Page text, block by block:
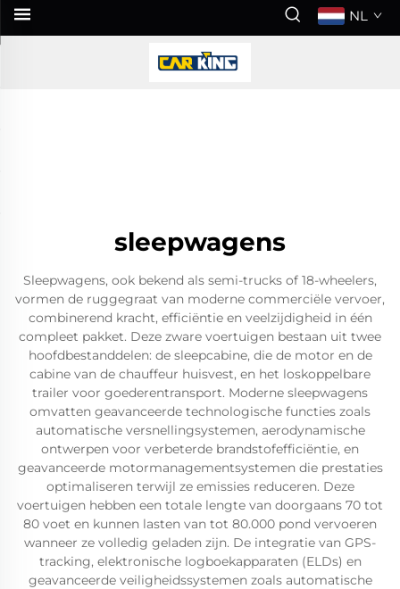
NL
sleepwagens
Sleepwagens, ook bekend als semi-trucks of 18-wheelers,
vormen de ruggegraat van moderne commerciële vervoer,
combinerend kracht, efficiëntie en veelzijdigheid in één
compleet pakket. Deze zware voertuigen bestaan uit twee
hoofdbestanddelen: de sleepcabine, die de motor en de
cabine van de chauffeur huisvest, en het loskoppelbare
trailer voor goederentransport. Moderne sleepwagens
omvatten geavanceerde technologische functies zoals
automatische versnellingsystemen, aerodynamische
ontwerpen voor verbeterde brandstofefficiëntie, en
geavanceerde motormanagementsystemen die prestaties
optimaliseren terwijl ze emissies reduceren. Deze
voertuigen hebben een totale lengte van doorgaans 70 tot
80 voet en kunnen lasten van tot 80.000 pond vervoeren
wanneer ze volledig geladen zijn. De integratie van GPS-
tracking, elektronische logboekapparaten (ELDs) en
geavanceerde veiligheidssystemen zoals automatische